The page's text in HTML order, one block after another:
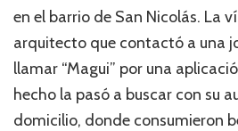
en el barrio de San Nicolás. La
arquitecto que contactó a una
llamar “Magui” por una
hecho la pasó a buscar con su
domicilio, donde consumieron